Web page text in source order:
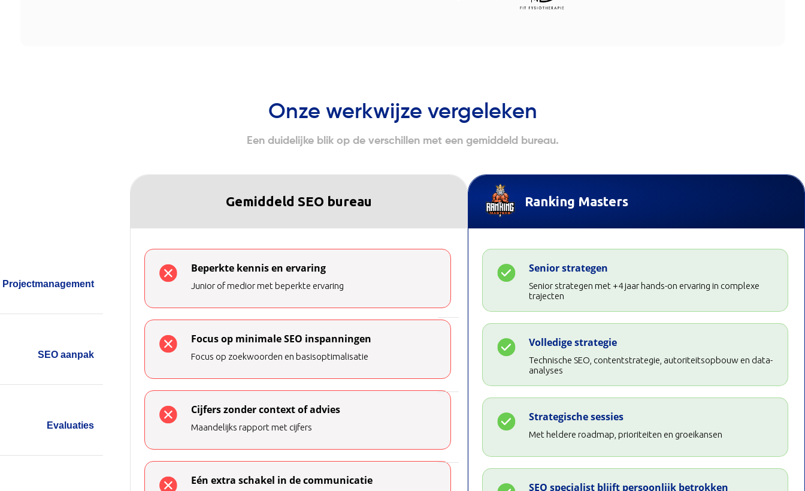
Onze werkwijze vergeleken
Een duidelijke blik op de verschillen met een gemiddeld bureau.
Gemiddeld SEO bureau
Projectmanagement
Beperkte kennis en ervaring
Junior of medior met beperkte ervaring
SEO aanpak
Focus op minimale SEO inspanningen
Focus op zoekwoorden en basisoptimalisatie
Evaluaties
Cijfers zonder context of advies
Maandelijks rapport met cijfers
Eén extra schakel in de communicatie
Ranking Masters
Senior strategen
Senior strategen met +4 jaar hands-on ervaring in complexe
trajecten
Volledige strategie
Technische SEO, contentstrategie, autoriteitsopbouw en data-
analyses
Strategische sessies
Met heldere roadmap, prioriteiten en groeikansen
SEO specialist blijft persoonlijk betrokken